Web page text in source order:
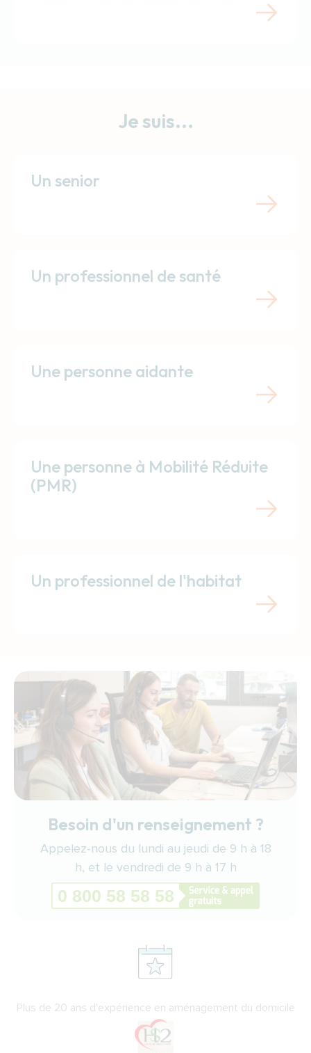
Je suis...
Un senior
Un professionnel de santé
Une personne aidante
Une personne à Mobilité Réduite
(PMR)
Un professionnel de l'habitat
Besoin d'un renseignement ?
Appelez-nous du lundi au jeudi de 9 h à 18
h, et le vendredi de 9 h à 17 h
Plus de 20 ans d'expérience en aménagement du domicile